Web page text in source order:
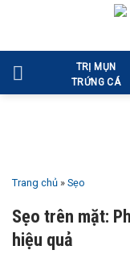
nội
dung
TRỊ MỤN
TRỨNG CÁ
Trang chủ » Sẹo
Sẹo trên mặt:
hiệu quả